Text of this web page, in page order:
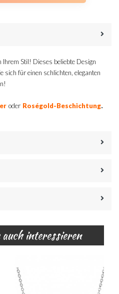
Ihrem Stil! Dieses beliebte Design
sich für einen schlichten, eleganten
oder Roségold-Beschichtung.
interessieren